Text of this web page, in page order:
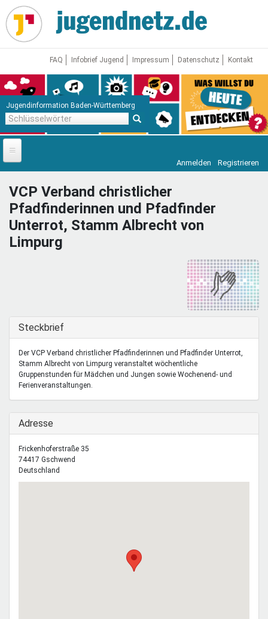
Direkt
zum
Inhalt
FAQ Infobrief Jugend Impressum Datenschutz Kontakt
Jugendinformation Baden-Württemberg
Startseite
News
Jugendnetz
Freizeit & Reisen
Schule & Beruf
Demokratie & Beteiligung
Vor Ort
Anmelden Registrieren
VCP Verband christlicher
Pfadfinderinnen und Pfadfinder
Unterrot, Stamm Albrecht von
Limpurg
Ausblenden
Steckbrief
Der VCP Verband christlicher Pfadfinderinnen und Pfadfinder Unterrot,
Stamm Albrecht von Limpurg veranstaltet wöchentliche
Gruppenstunden für Mädchen und Jungen sowie Wochenend- und
Ferienveranstaltungen.
Ausblenden
Adresse
Frickenhoferstraße 35
74417 Gschwend
Deutschland